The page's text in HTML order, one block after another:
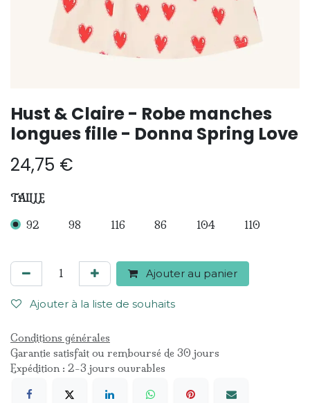
Hust & Claire - Robe manches
longues fille - Donna Spring Love
24,75 €
TAILLE
92 98 116 86 104 110
Ajouter au panier
Ajouter à la liste de souhaits
Conditions générales
Garantie satisfait ou remboursé de 30 jours
Expédition : 2-3 jours ouvrables